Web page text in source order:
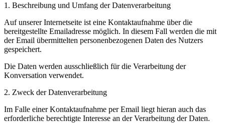
1. Beschreibung und Umfang der Datenverarbeitung
Auf unserer Internetseite ist eine Kontaktaufnahme über die
bereitgestellte Emailadresse möglich. In diesem Fall werden die mit
der Email übermittelten personenbezogenen Daten des Nutzers
gespeichert.
Die Daten werden ausschließlich für die Verarbeitung der
Konversation verwendet.
2. Zweck der Datenverarbeitung
Im Falle einer Kontaktaufnahme per Email liegt hieran auch das
erforderliche berechtigte Interesse an der Verarbeitung der Daten.